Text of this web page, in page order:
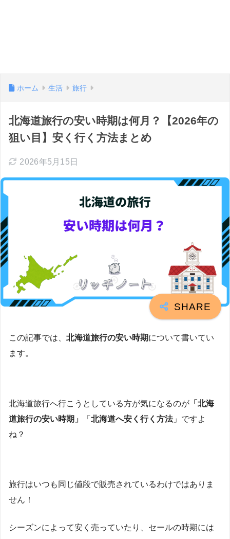
ホーム 生活 旅行
北海道旅行の安い時期は何月？【2026年の
狙い目】安く行く方法まとめ
2026年5月15日
この記事では、 北海道旅行の安い時期について書いてい
ます。
北海道旅行へ行こうとしている方が気になるのが 「北海
道旅行の安い時期」
「 北海道へ安く行く方法 」ですよ
ね？
旅行はいつも同じ値段で販売されているわけではありま
せん！
シーズンによって安く売っていたり、セールの時期には